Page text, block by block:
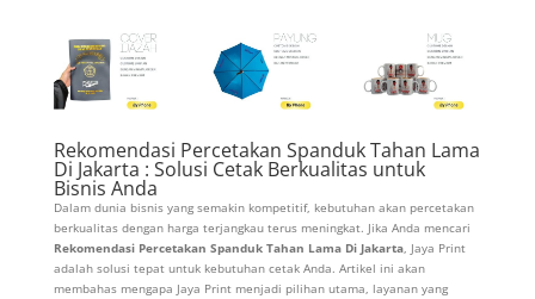
Rekomendasi Percetakan Spanduk Tahan Lama
Di Jakarta : Solusi Cetak Berkualitas untuk
Bisnis Anda
Dalam dunia bisnis yang semakin kompetitif, kebutuhan akan percetakan
berkualitas dengan harga terjangkau terus meningkat. Jika Anda mencari
Rekomendasi Percetakan Spanduk Tahan Lama Di Jakarta, Jaya Print
adalah solusi tepat untuk kebutuhan cetak Anda. Artikel ini akan
membahas mengapa Jaya Print menjadi pilihan utama, layanan yang